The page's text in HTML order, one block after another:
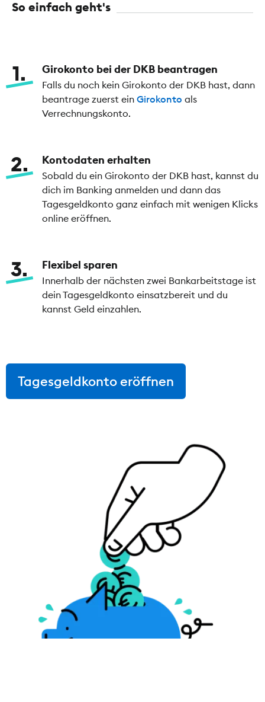
So einfach geht's
1 Girokonto bei der DKB beantragen
Falls du noch kein Girokonto der DKB hast, dann
beantrage zuerst ein Girokonto als
Verrechnungskonto.
2 Kontodaten erhalten
Sobald du ein Girokonto der DKB hast, kannst du
dich im Banking anmelden und dann das
Tagesgeldkonto ganz einfach mit wenigen Klicks
online eröffnen.
3 Flexibel sparen
Innerhalb der nächsten zwei Bankarbeitstage ist
dein Tagesgeldkonto einsatzbereit und du
kannst Geld einzahlen.
Tagesgeldkonto eröffnen